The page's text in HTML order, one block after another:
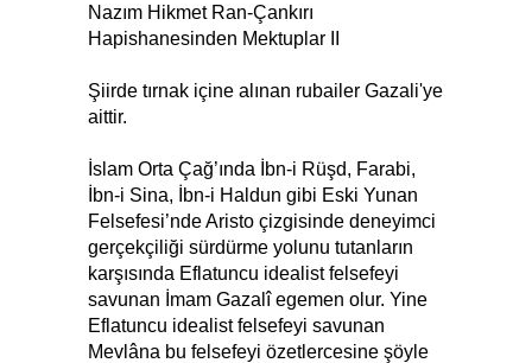
Nazım Hikmet Ran-Çankırı
Hapishanesinden Mektuplar II
Şiirde tırnak içine alınan rubailer Gazali'ye
aittir.
İslam Orta Çağ’ında İbn-i Rüşd, Farabi,
İbn-i Sina, İbn-i Haldun gibi Eski Yunan
Felsefesi’nde Aristo çizgisinde deneyimci
gerçekçiliği sürdürme yolunu tutanların
karşısında Eflatuncu idealist felsefeyi
savunan İmam Gazalî egemen olur. Yine
Eflatuncu idealist felsefeyi savunan
Mevlâna bu felsefeyi özetlercesine şöyle